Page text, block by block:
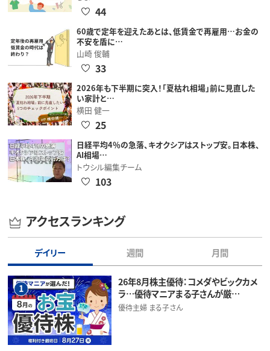
44
60歳で定年を迎えたあとは、低賃金で再雇用…お金の
不安を盾に…
山崎 俊輔
33
2026年も下半期に突入！「夏枯れ相場」前に見直した
い家計と…
横田 健一
25
日経平均4％の急落、キオクシアはストップ安。日本株、
AI相場…
トウシル編集チーム
103
アクセスランキング
デイリー 週間 月間
1
26年8月株主優待：コメダやビックカメ
ラ…優待マニアまる子さんが厳…
優待主婦 まる子さん